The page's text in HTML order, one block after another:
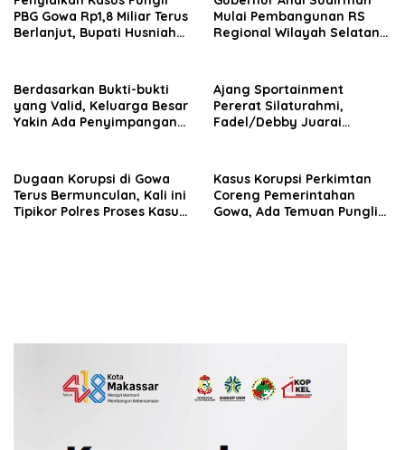
PBG Gowa Rp1,8 Miliar Terus
Berlanjut, Bupati Husniah
Mulai Pembangunan RS
Regional Wilayah Selatan
Berdasarkan Bukti-bukti
yang Valid, Keluarga Besar
Yakin Ada Penyimpangan
Ajang Sportainment
Pererat Silaturahmi,
Fadel/Debby Juarai
Dugaan Korupsi di Gowa
Terus Bermunculan, Kali ini
Tipikor Polres Proses Kasus
Kasus Korupsi Perkimtan
Coreng Pemerintahan
Gowa, Ada Temuan Pungli